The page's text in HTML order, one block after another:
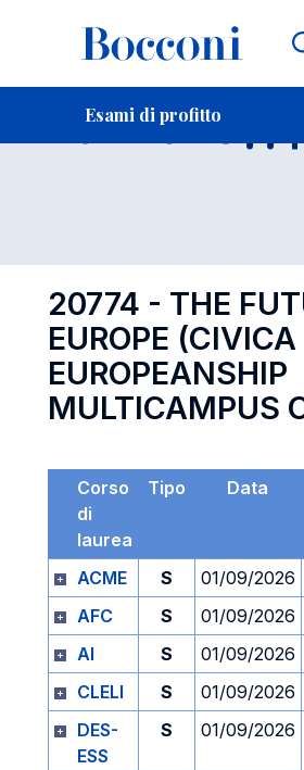
Esami di profitto
Esame 20774
20774 - THE
EUROPE (CIVICA
EUROPEANSHIP
MULTICAMPUS
Corso
di
laurea
Tipo Data
ACME S 01/09/2026
AFC
S 01/09/2026
AI
S 01/09/2026
CLELI
S 01/09/2026
DES-
ESS
S 01/09/2026